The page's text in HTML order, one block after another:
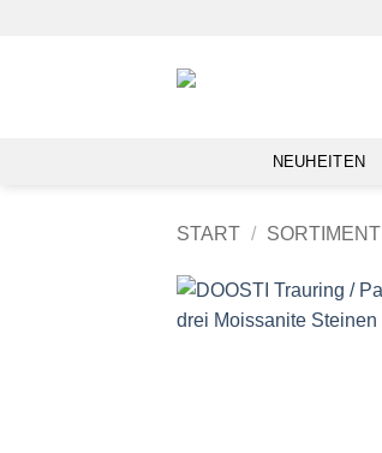
NEUHEITEN
START / SORTIMENT